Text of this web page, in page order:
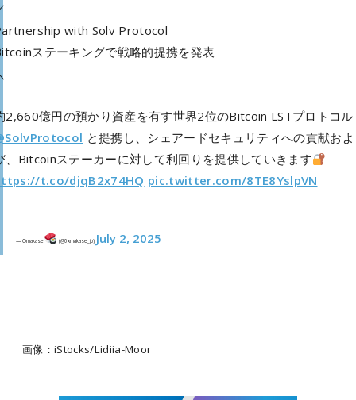
with Solv Protocol
ステーキングで戦略的提携を発表
2,660億円の預かり資産を有す世界2位のBitcoin LSTプロトコル
と提携し、シェアードセキュリティへの貢献およ
、Bitcoinステーカーに対して利回りを提供していきます
t.co/djqB2x74HQ pic.twitter.com/8TE8YslpVN
— Omakase (@0xmakase_jp) July 2, 2025
画像：iStocks/Lidiia-Moor